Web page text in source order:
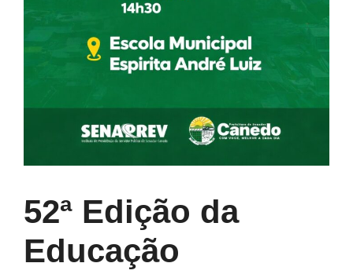
52ª Edição da
Educação